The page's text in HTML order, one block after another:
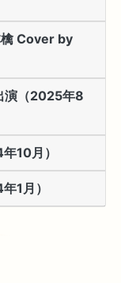
檎 Cover by
演（2025年8
10月）
1月）